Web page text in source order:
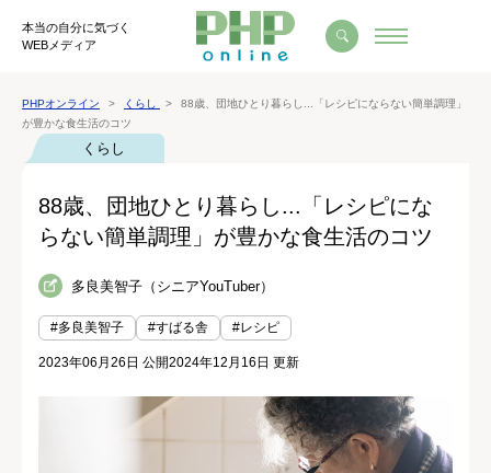
本当の自分に気づく
WEBメディア
PHPオンライン くらし
88歳、団地ひとり暮らし...「レシピにならない簡単調理」
が豊かな食生活のコツ
くらし
88歳、団地ひとり暮らし...「レシピにな
らない簡単調理」が豊かな食生活のコツ
多良美智子（シニアYouTuber）
#多良美智子 #すばる舎 #レシピ
2023年06月26日 公開2024年12月16日 更新